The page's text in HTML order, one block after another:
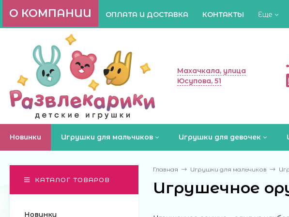
О КОМПАНИИ ОПЛАТА И ДОСТАВКА КОНТАКТЫ Еще
Махачкала, улица
Юсупова, 51
Новинки Игрушки для мальчиков Игрушки для девочек
Главная Игрушки для мальчиков
Игрушечное
КАТАЛОГ ТОВАРОВ
Новинки